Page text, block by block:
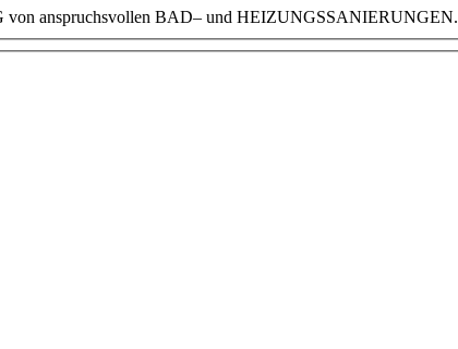
anspruchsvollen BAD– und HEIZUNGSSANIERUNGEN.